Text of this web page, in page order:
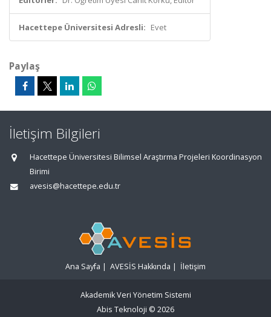
Hacettepe Üniversitesi Adresli: Evet
Paylaş
İletişim Bilgileri
Hacettepe Üniversitesi Bilimsel Araştırma Projeleri Koordinasyon
Birimi
avesis@hacettepe.edu.tr
Ana Sayfa | AVESİS Hakkında | İletişim
Akademik Veri Yönetim Sistemi
Abis Teknoloji © 2026